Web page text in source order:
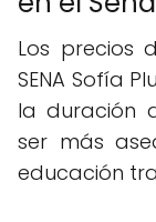
Los precios
SENA Sofía
la duración
ser más
educación